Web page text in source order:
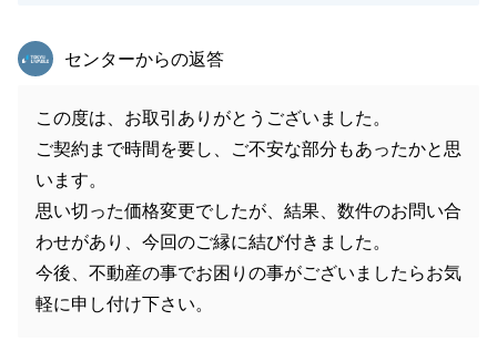
東急リバブル
センターからの返答
この度は、お取引ありがとうございました。
ご契約まで時間を要し、ご不安な部分もあったかと思
います。
思い切った価格変更でしたが、結果、数件のお問い合
わせがあり、今回のご縁に結び付きました。
今後、不動産の事でお困りの事がございましたらお気
軽に申し付け下さい。